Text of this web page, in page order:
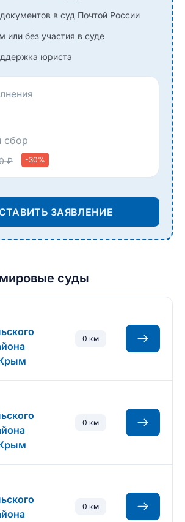
в суд Почтой России
или без участия в суде
юриста
сбор
₽ -30%
ЗАЯВЛЕНИЕ
суды
0 км
0 км
0 км